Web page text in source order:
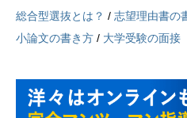
総合型選抜とは？ / 志望理由書の
小論文の書き方 / 大学受験の面接